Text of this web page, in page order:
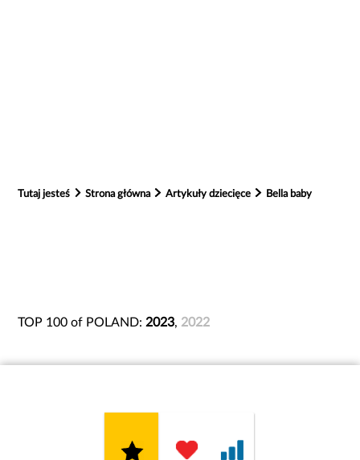
Tutaj jesteś Strona główna Artykuły dziecięce Bella baby
TOP 100 of POLAND: 2023, 2022